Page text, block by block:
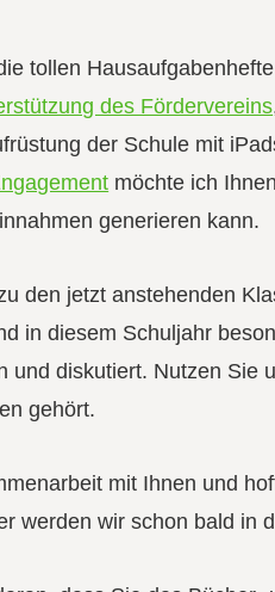
tollen
des Fördervereins
der Schule mit
möchte ich
generieren kann.
den jetzt anstehenden
in diesem Schuljahr
und diskutiert. Nutzen Sie
gehört.
mit Ihnen und
werden wir schon bald in